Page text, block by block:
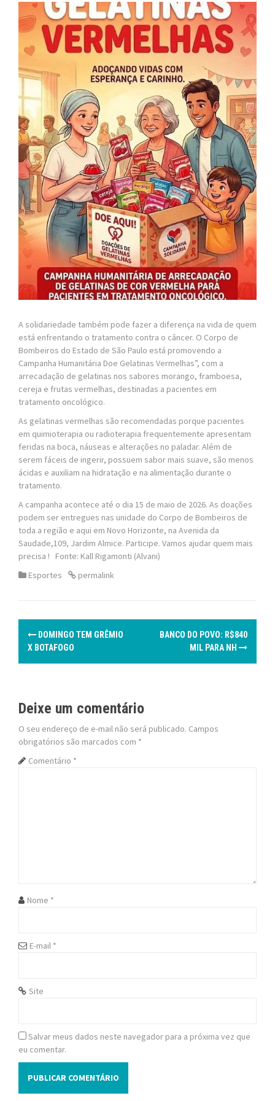
A solidariedade também pode fazer a diferença na vida de quem
está enfrentando o tratamento contra o câncer. O Corpo de
Bombeiros do Estado de São Paulo está promovendo a
Campanha Humanitária Doe Gelatinas Vermelhas”, com a
arrecadação de gelatinas nos sabores morango, framboesa,
cereja e frutas vermelhas, destinadas a pacientes em
tratamento oncológico.
As gelatinas vermelhas são recomendadas porque pacientes
em quimioterapia ou radioterapia frequentemente apresentam
feridas na boca, náuseas e alterações no paladar. Além de
serem fáceis de ingerir, possuem sabor mais suave, são menos
ácidas e auxiliam na hidratação e na alimentação durante o
tratamento.
A campanha acontece até o dia 15 de maio de 2026. As doações
podem ser entregues nas unidade do Corpo de Bombeiros de
toda a região e aqui em Novo Horizonte, na Avenida da
Saudade,109, Jardim Almice. Participe. Vamos ajudar quem mais
precisa ! Fonte: Kall Rigamonti (Alvani)
Esportes
permalink
P
o
t
n
a
i
n
DOMINGO TEM GRÊMIO
X BOTAFOGO
BANCO DO POVO: R$840
MIL PARA NH
Deixe um comentário
O seu endereço de e-mail não será publicado. Campos
obrigatórios são marcados com *
Comentário *
Nome *
E-mail *
Site
Salvar meus dados neste navegador para a próxima vez que
eu comentar.